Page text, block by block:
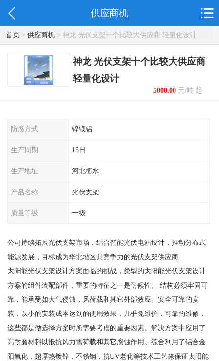
供应商机
首页> 供应商机> 神龙 光伏支架十个比较大供应商 轻量化设计
神龙 光伏支架十个比较大供应商
轻量化设计
5000.00元/吨 起
防腐方式 锌镁铝
生产周期 15日
生产地址 河北衡水
产品名称 光伏支架
质量等级 一级
公司持续拓展光伏支架市场，结合智能光伏电站设计，推动分布式
能源发展，目标成为华北地区具竞争力的光伏支架供应商
太阳能光伏支架设计方案面临的挑战，类型的太阳能光伏支架设计
方案的组件装配部件，重要的特征之一是耐候性。 结构必须牢固可
靠，能承受如大气侵蚀，风荷载和其它外部效应。安全可靠的安
装，以小的安装成本达到的使用效果，几乎免维护，可靠的维修，
这些都是做选择方案时所需要考虑的重要因素。解决方案中应用了
高耐磨材料以抵抗风力雪荷载和其它腐蚀作用。综合利用了铝合金
阳氧化，超厚热镀锌，不锈钢，抗UV老化等技术工艺来保证太阳能